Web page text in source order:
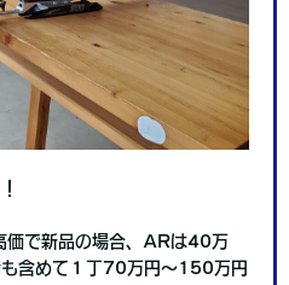
価で新品の場合、ARは40万
含めて１丁70万円～150万円